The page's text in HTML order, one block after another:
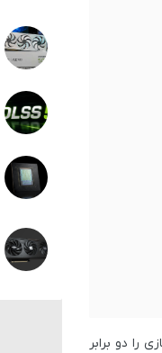
را دو برابر